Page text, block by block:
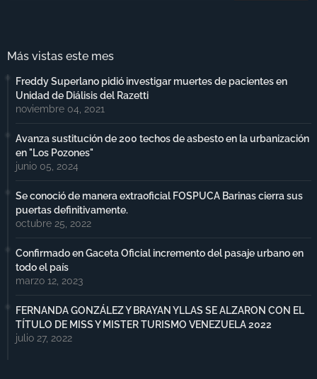
Más vistas este mes
Freddy Superlano pidió investigar muertes de pacientes en
Unidad de Diálisis del Razetti
noviembre 04, 2021
Avanza sustitución de 200 techos de asbesto en la urbanización
en "Los Pozones"
junio 05, 2024
Se conoció de manera extraoficial FOSPUCA Barinas cierra sus
puertas definitivamente.
octubre 25, 2022
Confirmado en Gaceta Oficial incremento del pasaje urbano en
todo el país
marzo 12, 2023
FERNANDA GONZÁLEZ Y BRAYAN YLLAS SE ALZARON CON EL
TÍTULO DE MISS Y MISTER TURISMO VENEZUELA 2022
julio 27, 2022